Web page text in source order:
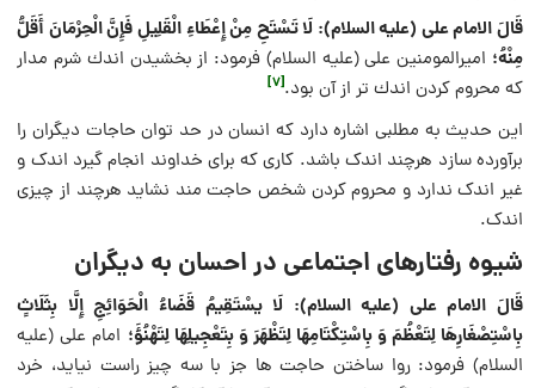
قَالَ الامام علی (علیه السلام): لَا تَسْتَحِ مِنْ إِعْطَاءِ الْقَلِیلِ فَإِنَّ الْحِرْمَانَ أَقَلُّ
مِنْهُ؛ امیرالمومنین علی (علیه السلام) فرمود: از بخشیدن اندك شرم مدار
كه محروم كردن اندك تر از آن بود.[7]
این حدیث به مطلبی اشاره دارد که انسان در حد توان حاجات دیگران را
برآورده سازد هرچند اندک باشد. کاری که برای خداوند انجام گیرد اندک و
غیر اندک ندارد و محروم کردن شخص حاجت مند نشاید هرچند از چیزی
اندک.
شیوه رفتارهای اجتماعی در احسان به دیگران
قَالَ الامام علی (علیه السلام): لَا یسْتَقِیمُ قَضَاءُ الْحَوَائِجِ إِلَّا بِثَلَاثٍ
بِاسْتِصْغَارِهَا لِتَعْظُمَ وَ بِاسْتِكْتَامِهَا لِتَظْهَرَ وَ بِتَعْجِیلِهَا لِتَهْنُؤَ؛ امام علی (علیه
السلام) فرمود: روا ساختن حاجت ها جز با سه چیز راست نیاید، خرد